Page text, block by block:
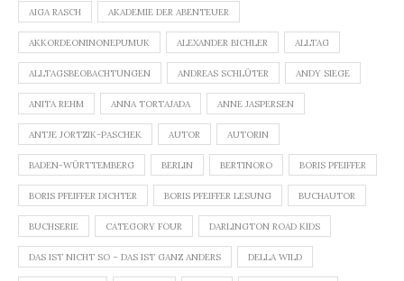
AIGA RASCH AKADEMIE DER ABENTEUER
AKKORDEONINONEPUMUK ALEXANDER BICHLER ALLTAG
ALLTAGSBEOBACHTUNGEN ANDREAS SCHLÜTER ANDY SIEGE
ANITA REHM ANNA TORTAJADA ANNE JASPERSEN
ANTJE JORTZIK-PASCHEK AUTOR AUTORIN
BADEN-WÜRTTEMBERG BERLIN BERTINORO BORIS PFEIFFER
BORIS PFEIFFER DICHTER BORIS PFEIFFER LESUNG BUCHAUTOR
BUCHSERIE CATEGORY FOUR DARLINGTON ROAD KIDS
DAS IST NICHT SO – DAS IST GANZ ANDERS DELLA WILD